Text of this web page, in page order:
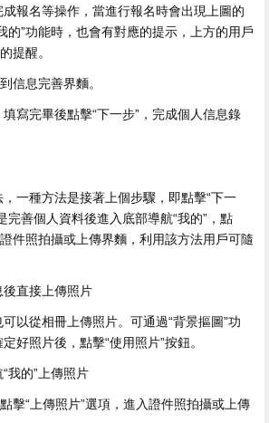
報名等操作，當進行報名時會出現上圖的
的”功能時，也會有對應的提示，上方的用戶
提醒。
信息完善界麵。
寫完畢後點擊“下一步”，完成個人信息錄
，一種方法是接著上個步驟，即點擊“下一
完善個人資料後進入底部導航“我的”，點
件照拍攝或上傳界麵，利用該方法用戶可隨
直接上傳照片
以從相冊上傳照片。可通過“背景摳圖”功
好照片後，點擊“使用照片”按鈕。
我的”上傳照片
擊“上傳照片”選項，進入證件照拍攝或上傳